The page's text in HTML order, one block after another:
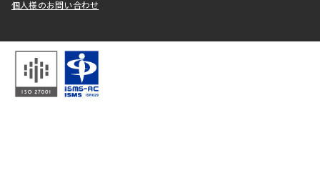
個人様のお問い合わせ